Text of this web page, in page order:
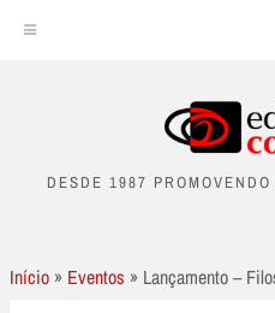
contentDESDE 1987
Início » Eventos » Lançamento –